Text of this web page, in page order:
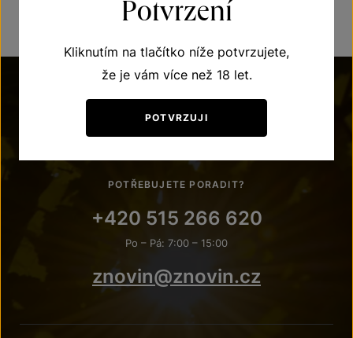
POTŘEBUJETE PORADIT?
+420 515 266 620
Po – Pá: 7:00 – 15:00
znovin@znovin.cz
Potvrzení
Kliknutím na tlačítko níže potvrzujete,
že je vám více než 18 let.
POTVRZUJI